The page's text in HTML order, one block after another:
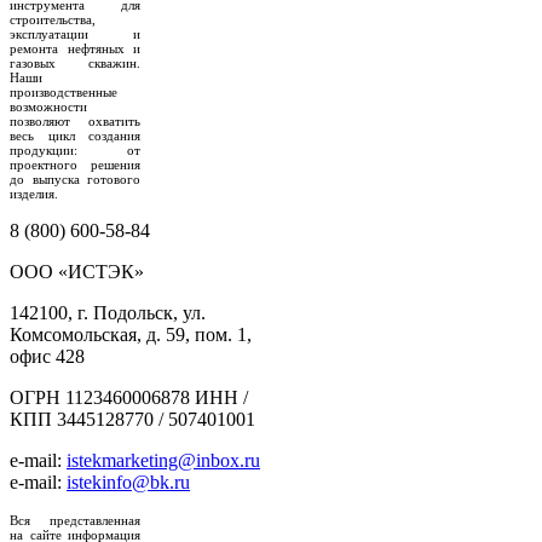
инструмента для
строительства,
эксплуатации и
ремонта нефтяных и
газовых скважин.
Наши
производственные
возможности
позволяют охватить
весь цикл создания
продукции: от
проектного решения
до выпуска готового
изделия.
8 (800) 600-58-84
ООО «ИСТЭК»
142100, г. Подольск, ул.
Комсомольская, д. 59, пом. 1,
офис 428
ОГРН 1123460006878 ИНН /
КПП 3445128770 / 507401001
e-mail: istekmarketing@inbox.ru
e-mail: istekinfo@bk.ru
Вся представленная
на сайте информация